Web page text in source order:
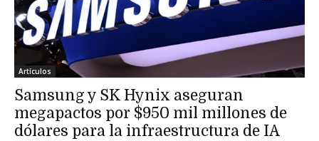
Artículos
Samsung y SK Hynix aseguran
megapactos por $950 mil millones de
dólares para la infraestructura de IA